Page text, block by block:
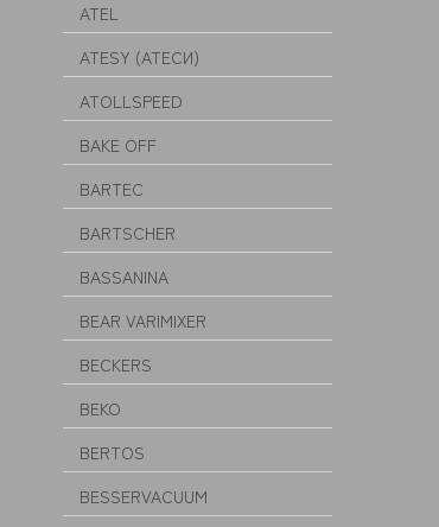
ATEL
ATESY (АТЕСИ)
ATOLLSPEED
BAKE OFF
BARTEC
BARTSCHER
BASSANINA
BEAR VARIMIXER
BECKERS
BEKO
BERTOS
BESSERVACUUM